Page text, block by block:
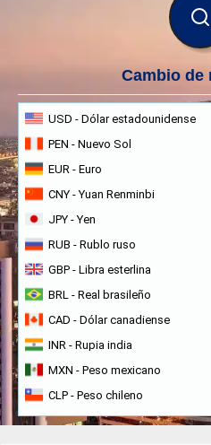
Cambio de
USD - Dólar estadounidense
PEN - Nuevo Sol
EUR - Euro
CNY - Yuan Renminbi
JPY - Yen
RUB - Rublo ruso
GBP - Libra esterlina
BRL - Real brasileño
CAD - Dólar canadiense
INR - Rupia india
MXN - Peso mexicano
CLP - Peso chileno